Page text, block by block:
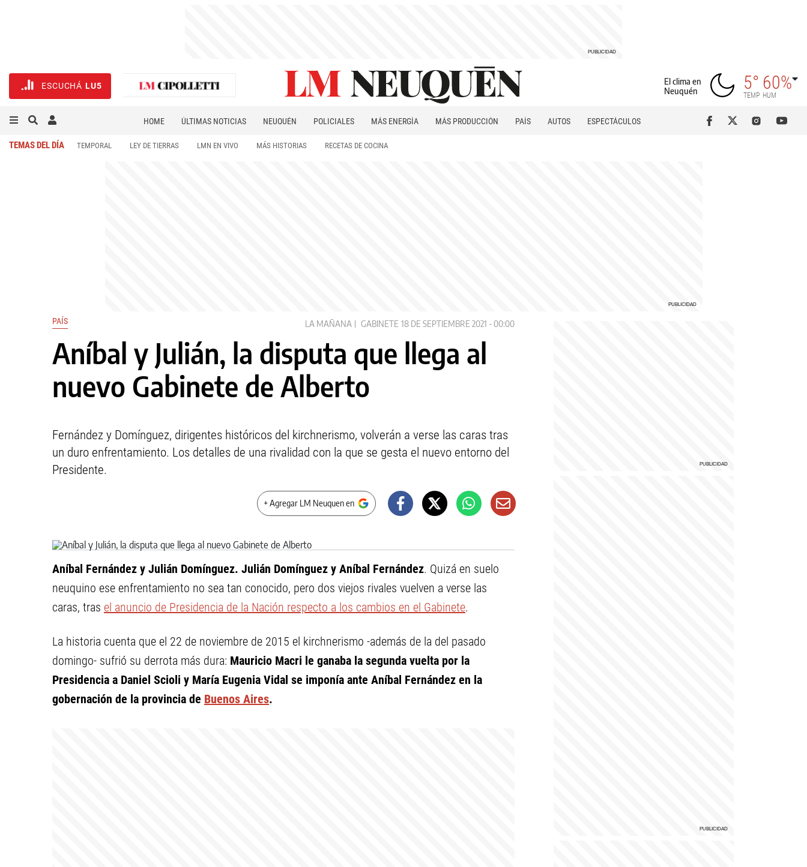
ESCUCHÁ LU5
El clima en
Neuquén
5°
TEMP
60%
HUM
HOME ÚLTIMAS NOTICIAS NEUQUÉN POLICIALES MÁS ENERGÍA MÁS PRODUCCIÓN PAÍS AUTOS
ESPECTÁCULOS
TEMAS DEL DÍA TEMPORAL LEY DE TIERRAS LMN EN VIVO MÁS HISTORIAS RECETAS DE COCINA
PAÍS LA MAÑANA GABINETE 18 DE SEPTIEMBRE 2021 - 00:00
Aníbal y Julián, la disputa que llega al
nuevo Gabinete de Alberto
Fernández y Domínguez, dirigentes históricos del kirchnerismo, volverán a verse las caras tras
un duro enfrentamiento. Los detalles de una rivalidad con la que se gesta el nuevo entorno del
Presidente.
+ Agregar LM Neuquen en
Aníbal Fernández y Julián Domínguez. Julián Domínguez y Aníbal Fernández. Quizá en suelo
neuquino ese enfrentamiento no sea tan conocido, pero dos viejos rivales vuelven a verse las
caras, tras el anuncio de Presidencia de la Nación respecto a los cambios en el Gabinete.
La historia cuenta que el 22 de noviembre de 2015 el kirchnerismo -además de la del pasado
domingo- sufrió su derrota más dura: Mauricio Macri le ganaba la segunda vuelta por la
Presidencia a Daniel Scioli y María Eugenia Vidal se imponía ante Aníbal Fernández en la
gobernación de la provincia de Buenos Aires.